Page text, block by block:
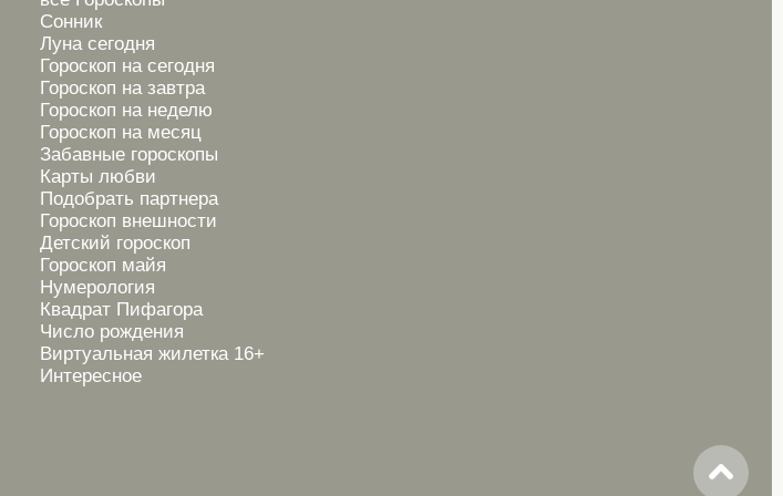
Сонник
Луна сегодня
Гороскоп на сегодня
Гороскоп на завтра
Гороскоп на неделю
Гороскоп на месяц
Забавные гороскопы
Карты любви
Подобрать партнера
Гороскоп внешности
Детский гороскоп
Гороскоп майя
Нумерология
Квадрат Пифагора
Число рождения
Виртуальная жилетка 16+
Интересное